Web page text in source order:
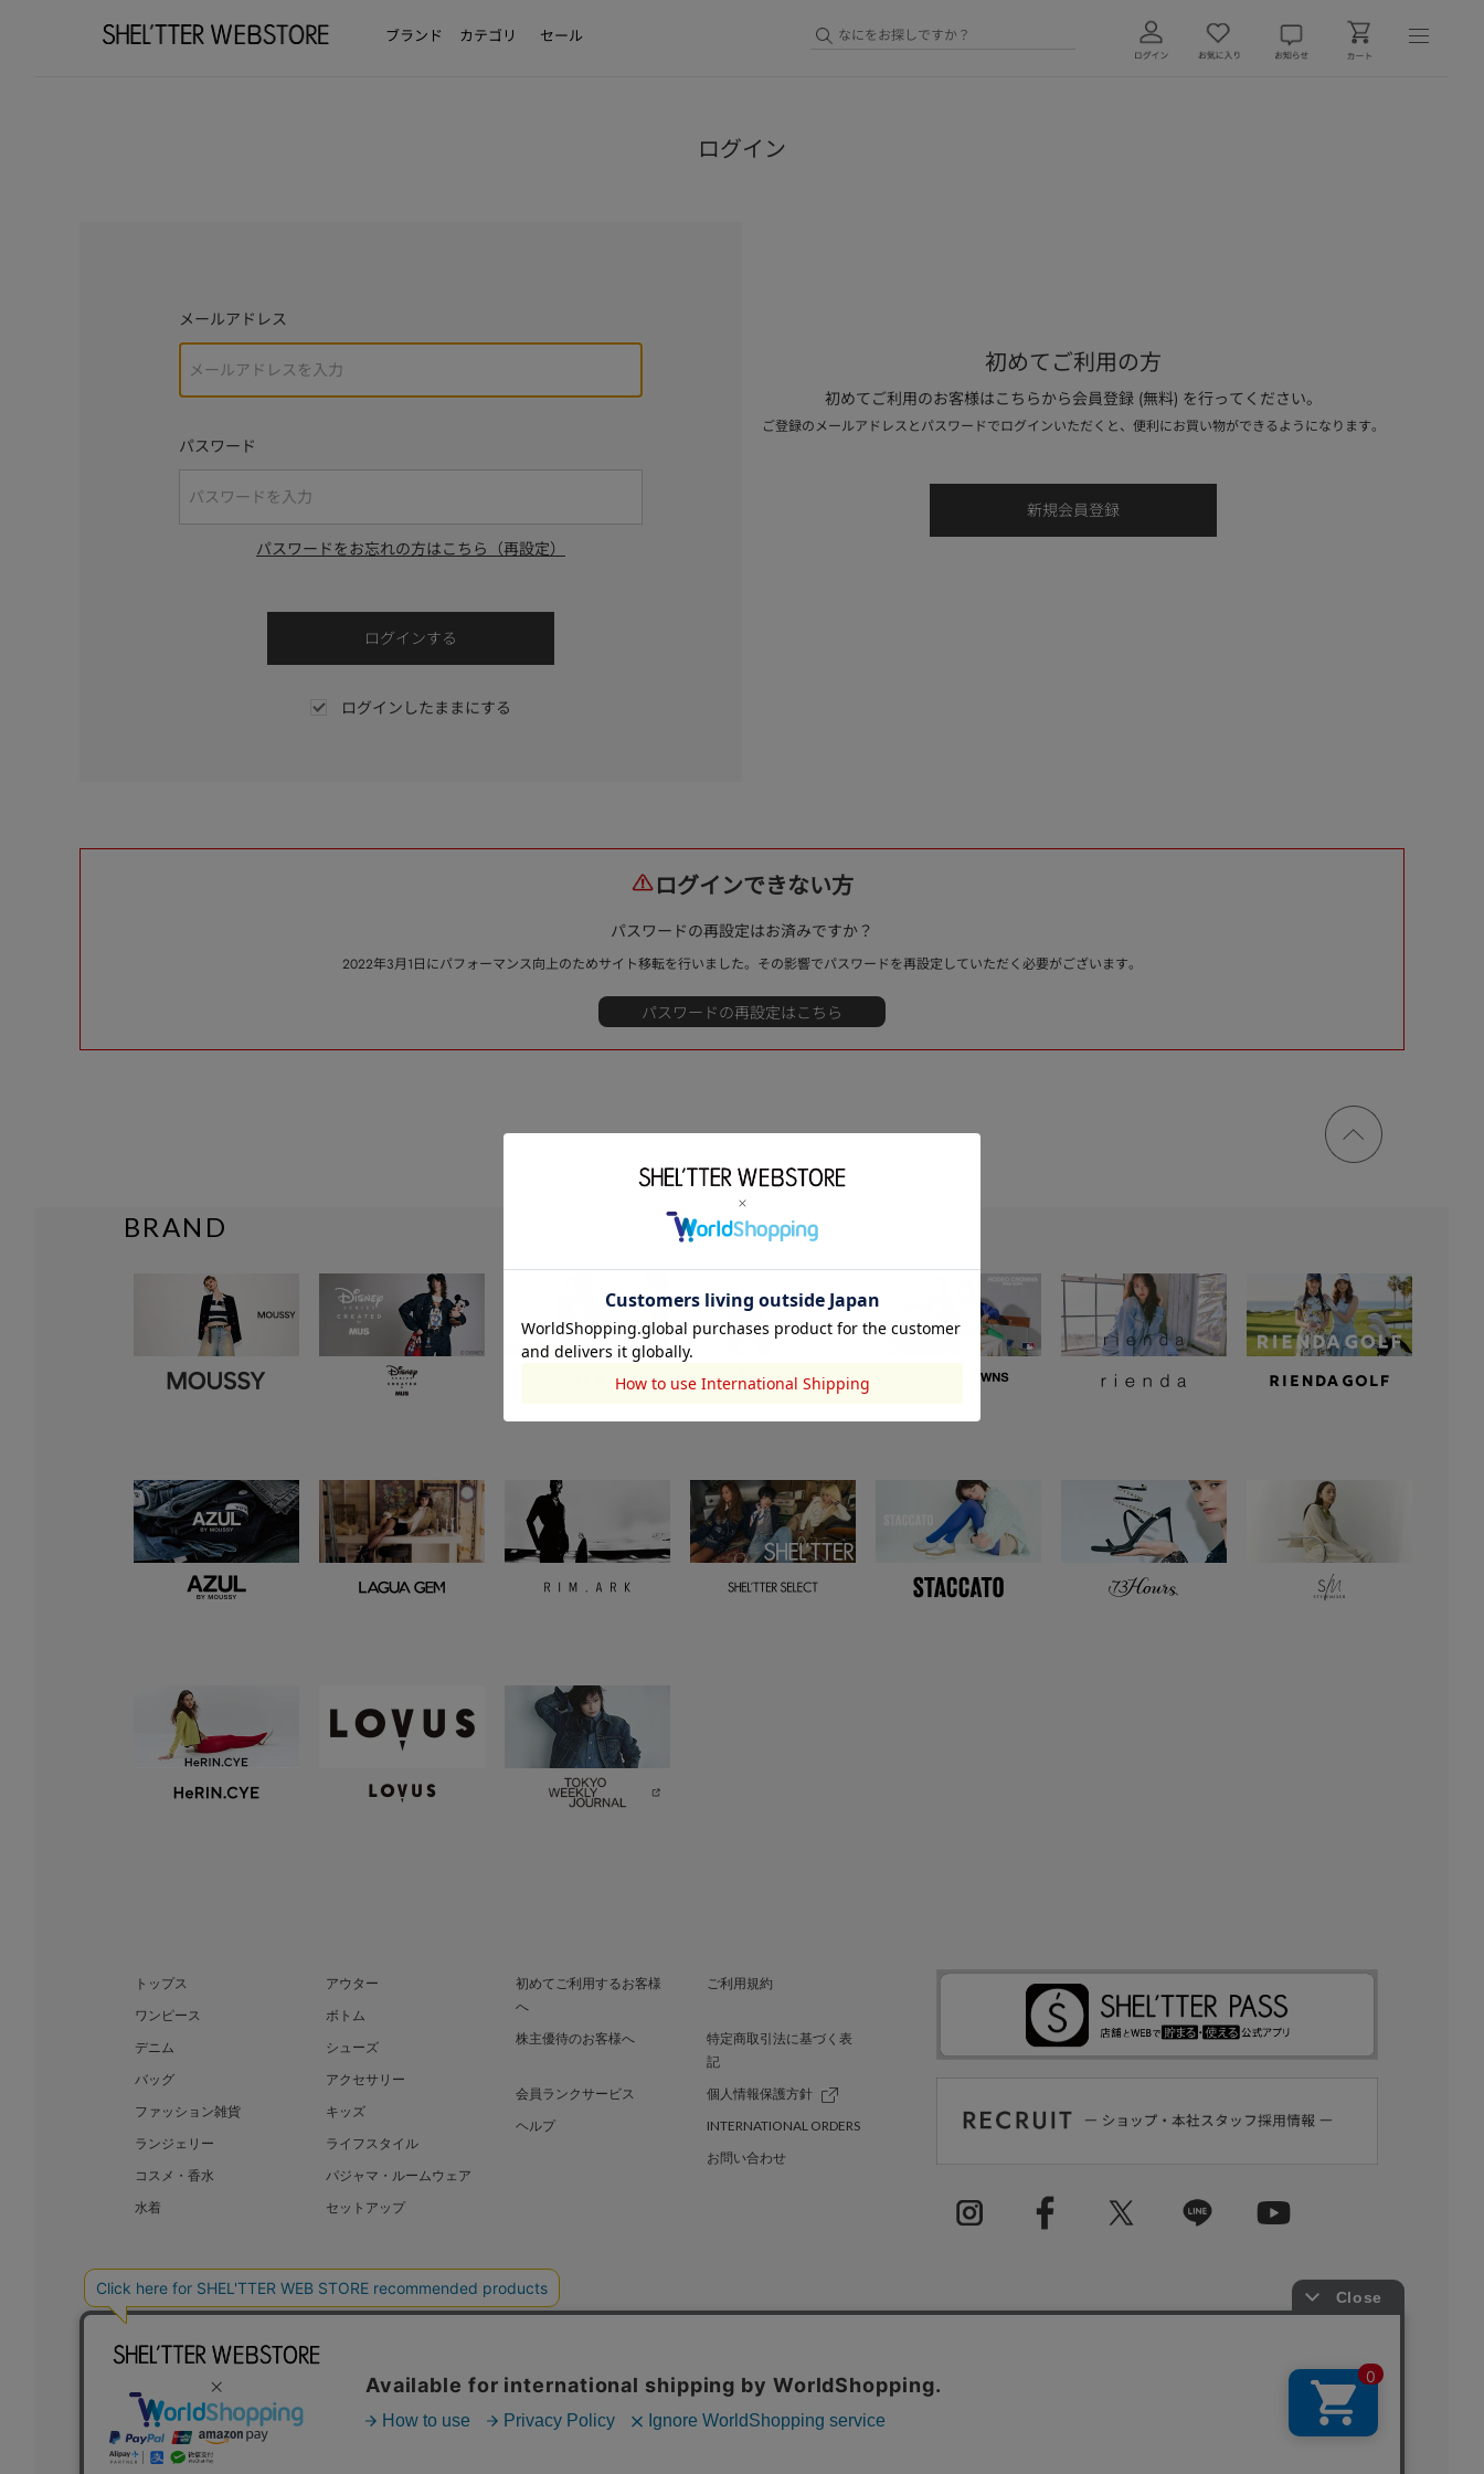
ブランド カテゴリ セール
ログイン
メールアドレス
パスワード
パスワードをお忘れの方はこちら（再設定）
ログインしたままにする
初めてご利用の方
初めてご利用のお客様はこちらから会員登録 (無料) を行ってください。
ご登録のメールアドレスとパスワードでログインいただくと、便利にお買い物ができるようになります。
ログインできない方
パスワードの再設定はお済みですか？
2022年3月1日にパフォーマンス向上のためサイト移転を行いました。その影響でパスワードを再設定していただく必要がございます。
ページ
トップ
BRAND
トップス
アウター
ワンピース
ボトム
デニム
シューズ
バッグ
アクセサリー
ファッション雑貨
キッズ
ランジェリー
ライフスタイル
コスメ・香水
パジャマ・ルームウェア
水着
セットアップ
初めてご利用するお客様
へ
ご利用規約
株主優待のお客様へ
特定商取引法に基づく表
記
会員ランクサービス
個人情報保護方針
ヘルプ
INTERNATIONAL ORDERS
お問い合わせ
BAROQUE JAPAN LIMITED SHEL’TTER GREEN 採用情報
COPYRIGHT © BAROQUE JAPAN LIMITED ALL RIGHTS RESERVED.